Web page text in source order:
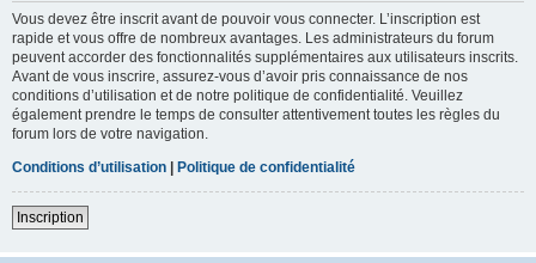
Vous devez être inscrit avant de pouvoir vous connecter. L’inscription est
rapide et vous offre de nombreux avantages. Les administrateurs du forum
peuvent accorder des fonctionnalités supplémentaires aux utilisateurs inscrits.
Avant de vous inscrire, assurez-vous d’avoir pris connaissance de nos
conditions d’utilisation et de notre politique de confidentialité. Veuillez
également prendre le temps de consulter attentivement toutes les règles du
forum lors de votre navigation.
Conditions d’utilisation | Politique de confidentialité
Inscription